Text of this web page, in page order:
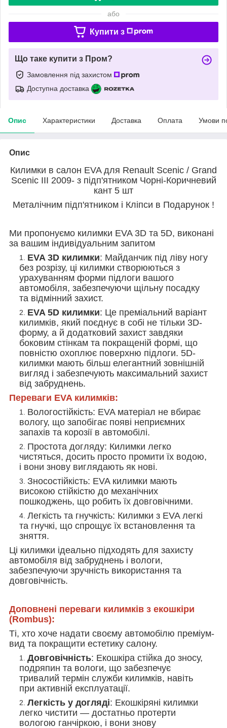
або
Купити з
Що таке купити з Пром?
Замовлення під захистом
Доступна доставка
Опис Характеристики Доставка Оплата Умови
Опис
Килимки в салон EVA для Renault Scenic / Grand
Scenic III 2009- з підп'ятником Чорні-Коричневий
кант 5 шт
Металічним підп'ятником і Кліпси в Подарунок !
Ми пропонуємо килимки EVA 3D та 5D, виконані
за вашим індивідуальним запитом
EVA 3D килимки: Майданчик під ліву ногу
без розрізу, ці килимки створюються з
урахуванням форми підлоги вашого
автомобіля, забезпечуючи щільну посадку
та відмінний захист.
EVA 5D килимки: Це преміальний варіант
килимків, який поєднує в собі не тільки 3D-
форму, а й додатковий захист завдяки
боковим стінкам та покращеній формі, що
повністю охоплює поверхню підлоги. 5D-
килимки мають більш елегантний зовнішній
вигляд і забезпечують максимальний захист
від забруднень.
Переваги EVA килимків:
Вологостійкість: EVA матеріал не вбирає
вологу, що запобігає появі неприємних
запахів та корозії в автомобілі.
Простота догляду: Килимки легко
чистяться, досить просто промити їх водою,
і вони знову виглядають як нові.
Зносостійкість: EVA килимки мають
високою стійкістю до механічних
пошкоджень, що робить їх довговічними.
Легкість та гнучкість: Килимки з EVA легкі
та гнучкі, що спрощує їх встановлення та
зняття.
Ці килимки ідеально підходять для захисту
автомобіля від забруднень і вологи,
забезпечуючи зручність використання та
довговічність.
Доповнені переваги килимків з екошкіри
(Rombus):
Ті, хто хоче надати своєму автомобілю преміум-
вид та покращити естетику салону.
Довговічність: Екошкіра стійка до зносу,
подряпин та вологи, що забезпечує
тривалий термін служби килимків, навіть
при активній експлуатації.
Легкість у догляді: Екошкіряні килимки
легко чистити — достатньо протерти
вологою ганчіркою, і вони знову